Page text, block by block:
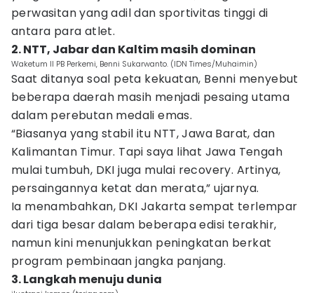
perwasitan yang adil dan sportivitas tinggi di
antara para atlet.
2. NTT, Jabar dan Kaltim masih dominan
Waketum ll PB Perkemi, Benni Sukarwanto. (IDN Times/Muhaimin)
Saat ditanya soal peta kekuatan, Benni menyebut
beberapa daerah masih menjadi pesaing utama
dalam perebutan medali emas.
“Biasanya yang stabil itu NTT, Jawa Barat, dan
Kalimantan Timur. Tapi saya lihat Jawa Tengah
mulai tumbuh, DKI juga mulai recovery. Artinya,
persaingannya ketat dan merata,” ujarnya.
Ia menambahkan, DKI Jakarta sempat terlempar
dari tiga besar dalam beberapa edisi terakhir,
namun kini menunjukkan peningkatan berkat
program pembinaan jangka panjang.
3. Langkah menuju dunia